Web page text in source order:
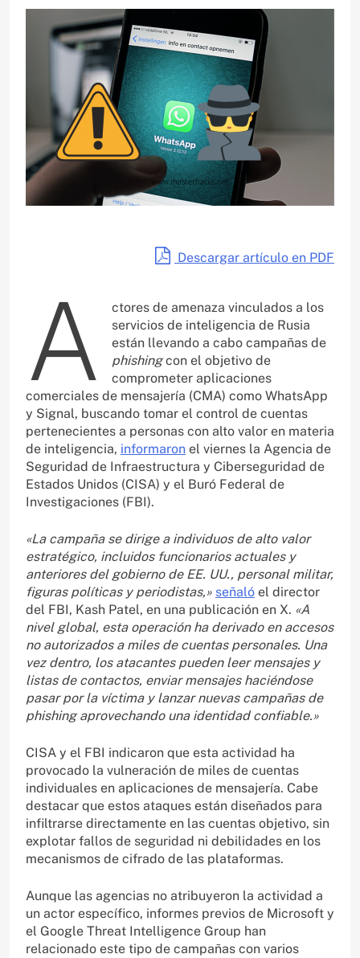
Descargar artículo en PDF
A
ctores de amenaza vinculados a los
servicios de inteligencia de Rusia
están llevando a cabo campañas de
phishingcon el objetivo de
comprometer aplicaciones
comerciales de mensajería (CMA) como WhatsApp
y Signal, buscando tomar el control de cuentas
pertenecientes a personas con alto valor en materia
de inteligencia, informaron el viernes la Agencia de
Seguridad de Infraestructura y Ciberseguridad de
Estados Unidos (CISA) y el Buró Federal de
Investigaciones (FBI).
«La campaña se dirige a individuos de alto valor
estratégico, incluidos funcionarios actuales y
anteriores del gobierno de EE. UU., personal militar,
figuras políticas y periodistas,» señaló el director
del FBI, Kash Patel, en una publicación en X. «A
nivel global, esta operación ha derivado en accesos
no autorizados a miles de cuentas personales. Una
vez dentro, los atacantes pueden leer mensajes y
listas de contactos, enviar mensajes haciéndose
pasar por la víctima y lanzar nuevas campañas de
phishing aprovechando una identidad confiable.»
CISA y el FBI indicaron que esta actividad ha
provocado la vulneración de miles de cuentas
individuales en aplicaciones de mensajería. Cabe
destacar que estos ataques están diseñados para
infiltrarse directamente en las cuentas objetivo, sin
explotar fallos de seguridad ni debilidades en los
mecanismos de cifrado de las plataformas.
Aunque las agencias no atribuyeron la actividad a
un actor específico, informes previos de Microsoft y
el Google Threat Intelligence Group han
relacionado este tipo de campañas con varios